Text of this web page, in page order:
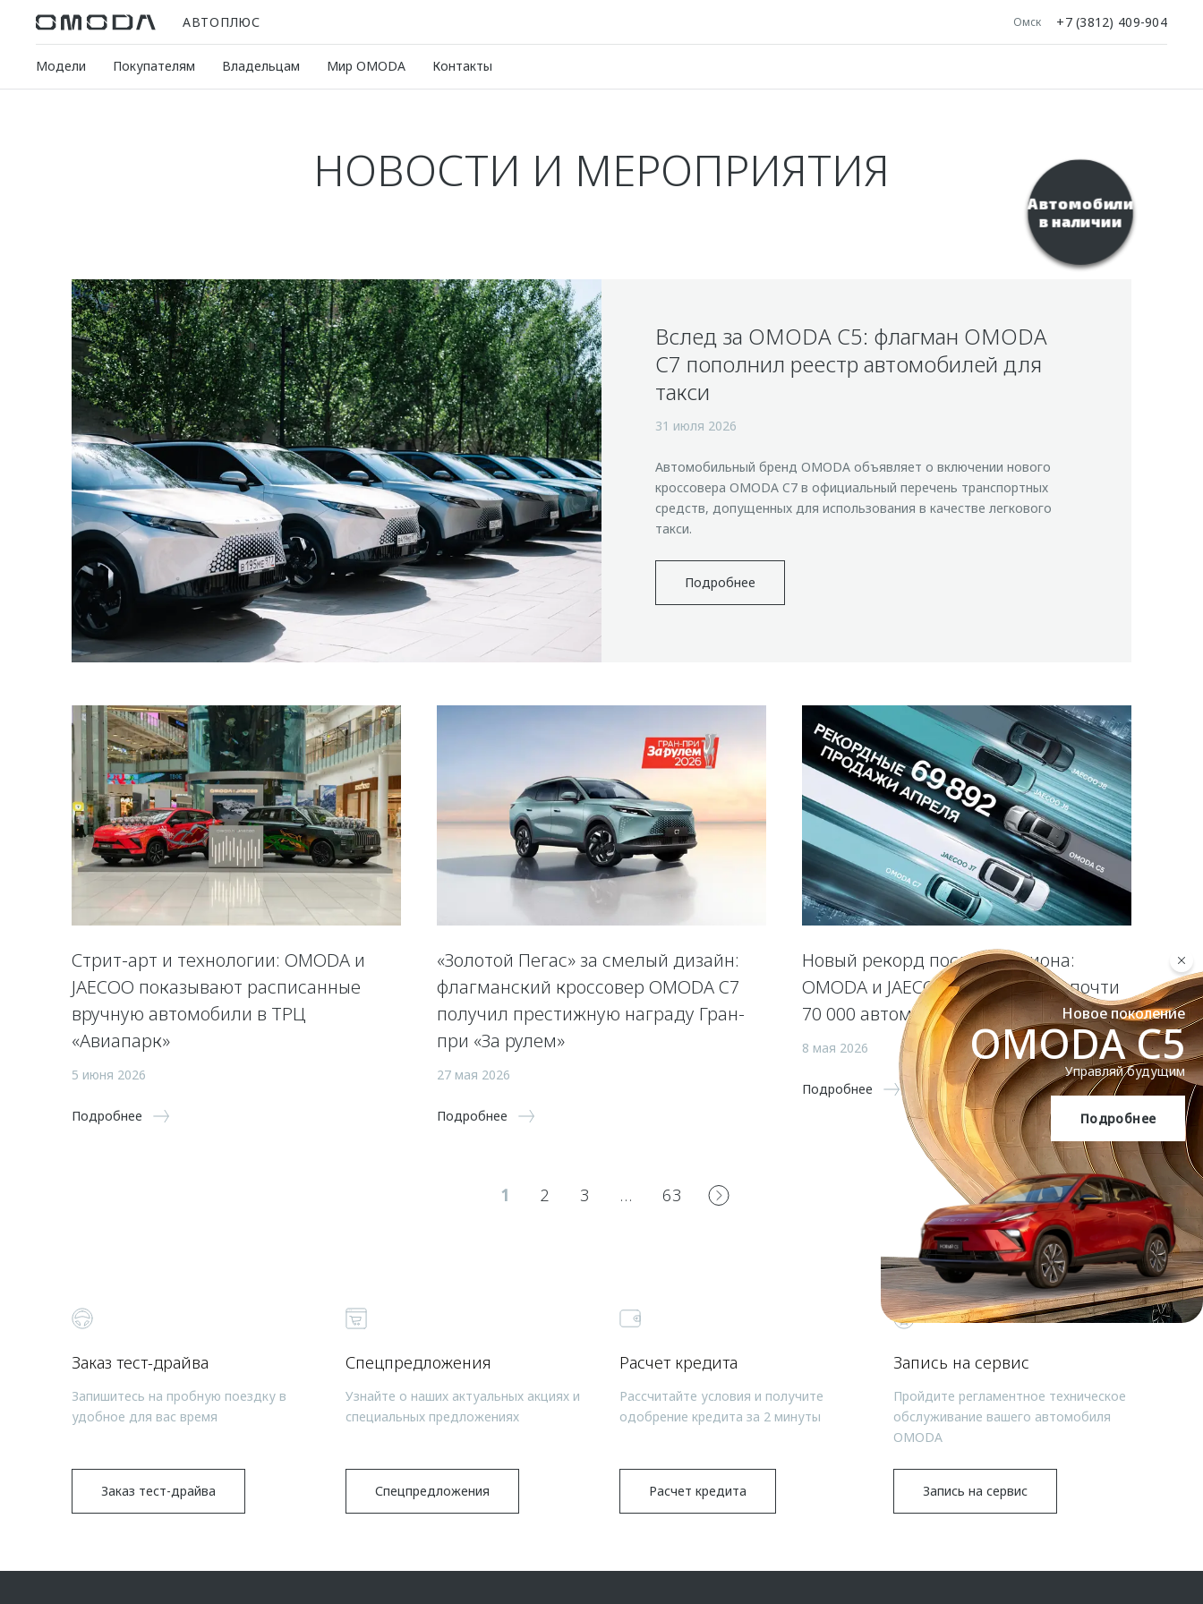
АВТОПЛЮС Омск +7 (3812) 409-904
Модели Покупателям Владельцам Мир OMODA Контакты
OMODA C5
Новое поколение
OMODA C5
Управляй будущим
Подробнее
НОВОСТИ И МЕРОПРИЯТИЯ
Вслед за OMODA C5: флагман OMODA
C7 пополнил реестр автомобилей для
такси
31 июля 2026
Автомобильный бренд OMODA объявляет о включении нового
кроссовера OMODA C7 в официальный перечень транспортных
средств, допущенных для использования в качестве легкового
такси.
Подробнее
Стрит-арт и технологии: OMODA и
JAECOO показывают расписанные
вручную автомобили в ТРЦ
«Авиапарк»
5 июня 2026
Подробнее
«Золотой Пегас» за смелый дизайн:
флагманский кроссовер OMODA C7
получил престижную награду Гран-
при «За рулем»
27 мая 2026
Подробнее
Новый рекорд после миллиона:
OMODA и JAECOO реализовали почти
70 000 автомобилей за апрель
8 мая 2026
Подробнее
1 2 3 … 63
Заказ тест-драйва
Запишитесь на пробную поездку в
удобное для вас время
Заказ тест-драйва
Спецпредложения
Узнайте о наших актуальных акциях и
специальных предложениях
Спецпредложения
Расчет кредита
Рассчитайте условия и получите
одобрение кредита за 2 минуты
Расчет кредита
Запись на сервис
Пройдите регламентное техническое
обслуживание вашего автомобиля
OMODA
Запись на сервис
Автомобили
в наличии